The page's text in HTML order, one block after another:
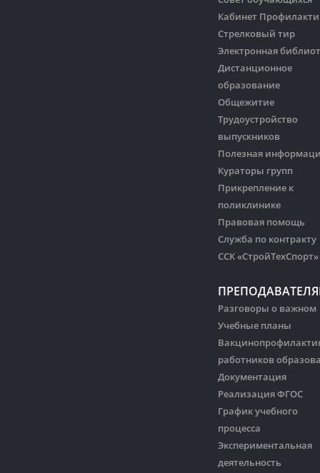
Кабинет
Стрелковый тир
Электронная
Дистанционное
образование
Общежитие
Трудоустройство
выпускников
Полезная
Кураторы групп
Прикрепление к
поликлинике
Правовая помощь
Служба по контракту
ССК «СтройТехСпорт»
Разговоры о важном
Учебные планы
работников
Документация
Реализация ФГОС
График учебного
процесса
Экспериментальная
деятельность